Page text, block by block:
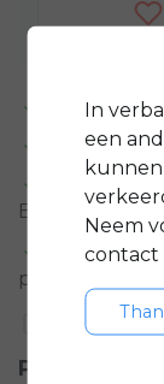
GRATIS
Gratis
Eindhoven
Meer
product
Toevoegen
In
een
Neem
contact